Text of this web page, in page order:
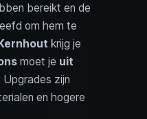
bereikt en de
om hem te
krijg je
moet je uit
Upgrades zijn
en hogere